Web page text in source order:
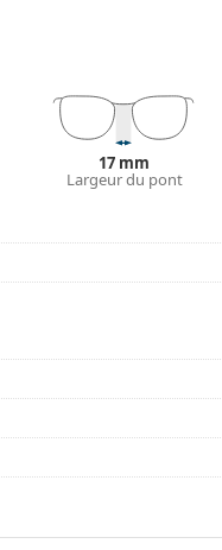
peuvent varier.
modèles peuvent être
consultez notreguide
17 mm
Largeur du pont